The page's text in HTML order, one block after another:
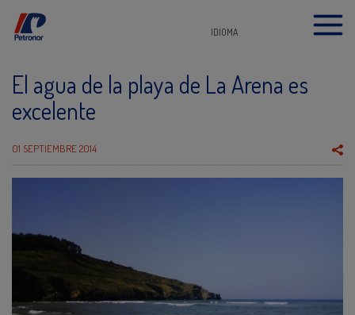
IDIOMA
El agua de la playa de La Arena es
excelente
01 SEPTIEMBRE 2014